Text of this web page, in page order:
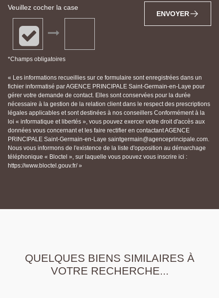
Veuillez cocher la case
*Champs obligatoires
ENVOYER
« Les informations recueillies sur ce formulaire sont enregistrées dans un
fichier informatisé par AGENCE PRINCIPALE Saint-Germain-en-Laye pour
gérer votre demande de contact. Elles sont conservées pour la durée
nécessaire à la gestion de la relation client dans le respect des prescriptions
légales applicables et sont destinées à nos conseillers Conformément à la
loi « informatique et libertés », vous pouvez exercer votre droit d'accès aux
données vous concernant et les faire rectifier en contactant AGENCE
PRINCIPALE Saint-Germain-en-Laye saintgermain@agenceprincipale.com.
Nous vous informons de l'existence de la liste d'opposition au démarchage
téléphonique « Bloctel », sur laquelle vous pouvez vous inscrire ici :
https://www.bloctel.gouv.fr/ »
QUELQUES BIENS SIMILAIRES À
VOTRE RECHERCHE...